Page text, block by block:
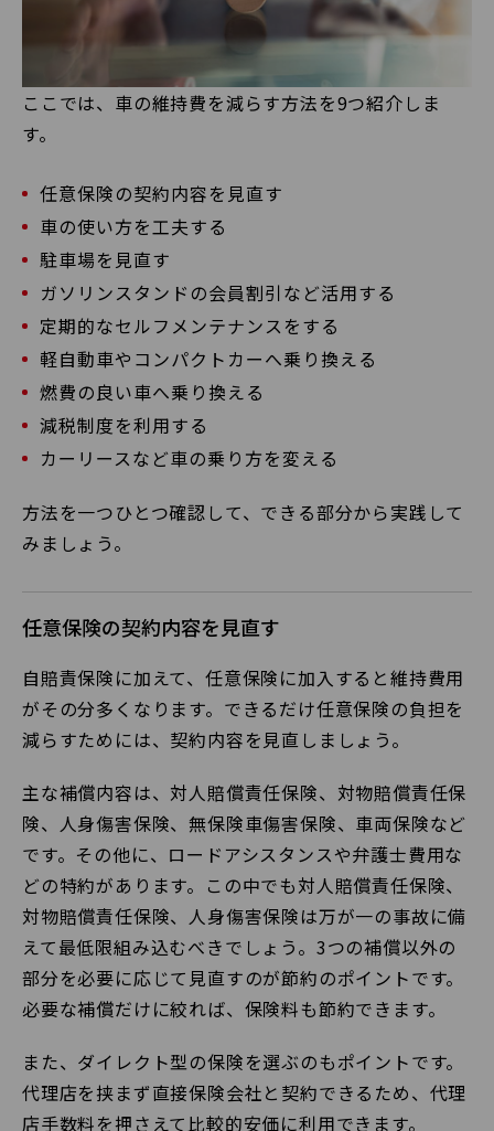
ここでは、車の維持費を減らす方法を9つ紹介しま
す。
任意保険の契約内容を見直す
車の使い方を工夫する
駐車場を見直す
ガソリンスタンドの会員割引など活用する
定期的なセルフメンテナンスをする
軽自動車やコンパクトカーへ乗り換える
燃費の良い車へ乗り換える
減税制度を利用する
カーリースなど車の乗り方を変える
方法を一つひとつ確認して、できる部分から実践して
みましょう。
任意保険の契約内容を見直す
自賠責保険に加えて、任意保険に加入すると維持費用
がその分多くなります。できるだけ任意保険の負担を
減らすためには、契約内容を見直しましょう。
主な補償内容は、対人賠償責任保険、対物賠償責任保
険、人身傷害保険、無保険車傷害保険、車両保険など
です。その他に、ロードアシスタンスや弁護士費用な
どの特約があります。この中でも対人賠償責任保険、
対物賠償責任保険、人身傷害保険は万が一の事故に備
えて最低限組み込むべきでしょう。3つの補償以外の
部分を必要に応じて見直すのが節約のポイントです。
必要な補償だけに絞れば、保険料も節約できます。
また、ダイレクト型の保険を選ぶのもポイントです。
代理店を挟まず直接保険会社と契約できるため、代理
店手数料を押さえて比較的安価に利用できます。